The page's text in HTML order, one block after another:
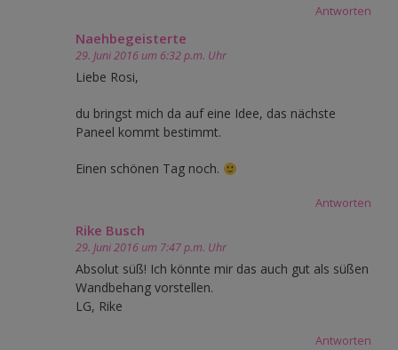
Antworten
Naehbegeisterte
29. Juni 2016 um 6:32 p.m. Uhr
Liebe Rosi,
du bringst mich da auf eine Idee, das nächste
Paneel kommt bestimmt.
Einen schönen Tag noch.
Antworten
Rike Busch
29. Juni 2016 um 7:47 p.m. Uhr
Absolut süß! Ich könnte mir das auch gut als süßen
Wandbehang vorstellen.
LG, Rike
Antworten